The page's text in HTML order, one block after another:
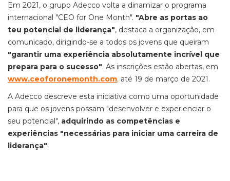
Em 2021, o grupo Adecco volta a dinamizar o programa
internacional "CEO for One Month". "Abre as portas ao
teu potencial de liderança", destaca a organização, em
comunicado, dirigindo-se a todos os jovens que queiram
"garantir uma experiência absolutamente incrível que
prepara para o sucesso". As inscrições estão abertas, em
www.ceoforonemonth.com, até 19 de março de 2021.
A Adecco descreve esta iniciativa como uma oportunidade
para que os jovens possam "desenvolver e experienciar o
seu potencial", adquirindo as competências e
experiências "necessárias para iniciar uma carreira de
liderança".